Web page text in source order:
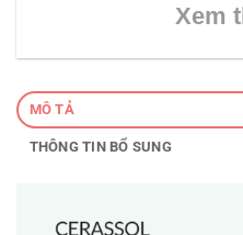
Xem
MÔ TẢ
THÔNG TIN BỔ SUNG